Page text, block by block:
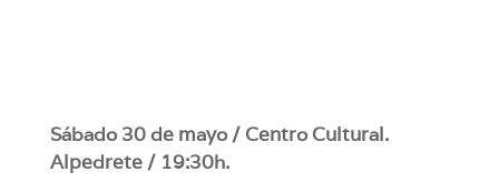
Sábado 30 de mayo / Centro Cultural.
Alpedrete / 19:30h.